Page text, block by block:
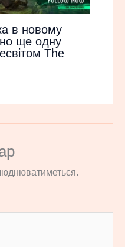
в новому
ще одну
The